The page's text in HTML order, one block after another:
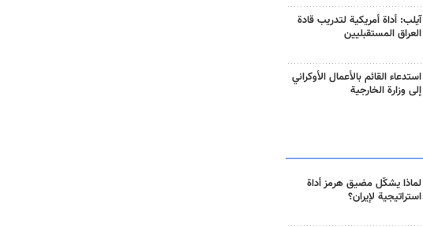
آيلب: أداة أمريكية لتدريب قادة
العراق المستقبليين
استدعاء القائم بالأعمال الأوكراني
إلى وزارة الخارجية
لماذا يشكّل مضيق هرمز أداة
استراتيجية لإيران؟